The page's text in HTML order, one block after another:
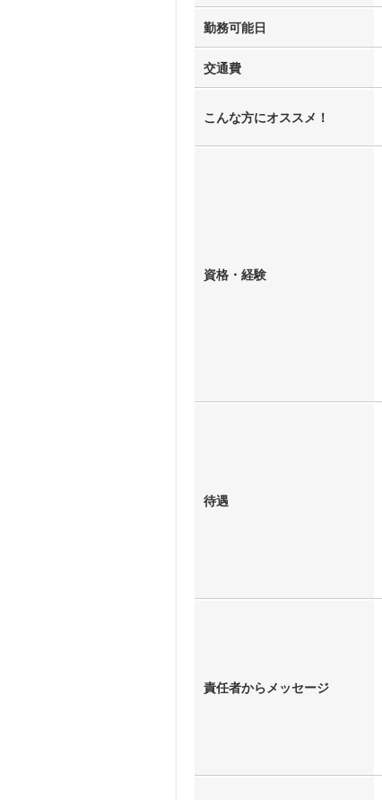
勤務可能日
交通費
こんな方にオススメ！
資格・経験
待遇
責任者からメッセージ